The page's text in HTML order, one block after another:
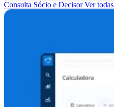
Consulta Sócio e DecisorVer todas